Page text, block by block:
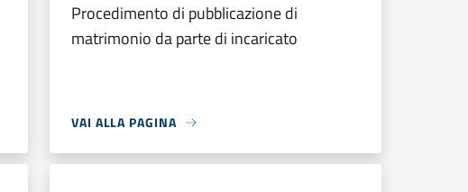
Procedimento di pubblicazione di
matrimonio da parte di incaricato
VAI ALLA PAGINA